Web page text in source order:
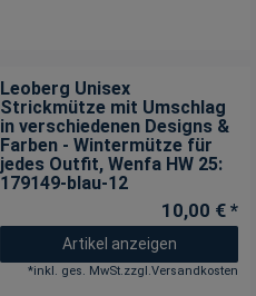
Leoberg Unisex
Strickmütze mit Umschlag
in verschiedenen Designs &
Farben - Wintermütze für
jedes Outfit, Wenfa HW 25:
179149-blau-12
10,00 € *
Artikel anzeigen
*inkl. ges. MwSt.zzgl.Versandkosten